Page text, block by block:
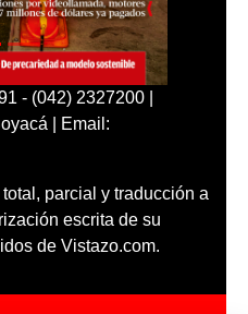
- (042) 2327200 |
| Email:
parcial y traducción a
escrita de su
de Vistazo.com.